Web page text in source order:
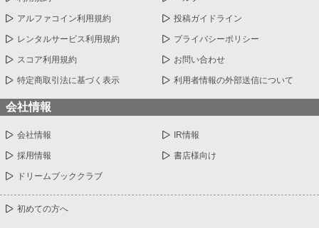
アルファコイン利用規約 投稿ガイドライン
レンタルサービス利用規約 プライバシーポリシー
スコア利用規約 お問い合わせ
特定商取引法に基づく表示 利用者情報の外部送信について
会社情報
会社情報 IR情報
採用情報 書店様向け
ドリームブッククラブ
初めての方へ